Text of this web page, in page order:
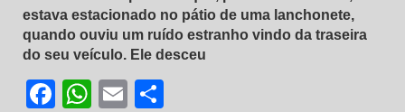
estava estacionado no pátio de uma lanchonete,
quando ouviu um ruído estranho vindo da traseira
do seu veículo. Ele desceu
Facebook
WhatsApp
Email